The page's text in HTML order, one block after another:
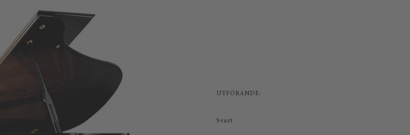
UTFÖRANDE:
Svart